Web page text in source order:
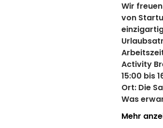
Wir
von
Activity
15:00 bis
Ort: Die
Was
Mehr